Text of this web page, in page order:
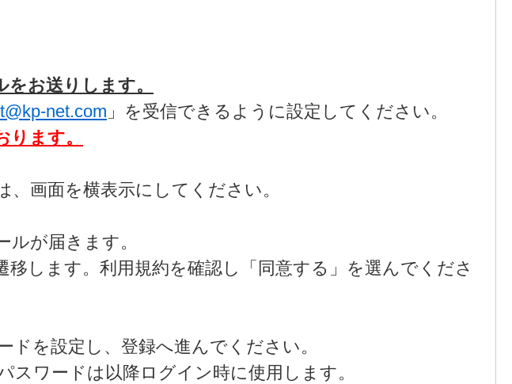
お送りします。
net.com 」を受信できるように設定してください。
ます。
画面を横表示にしてください。
が届きます。
します。利用規約を確認し「同意する」を選んでくださ
を設定し、登録へ進んでください。
スワードは以降ログイン時に使用します。